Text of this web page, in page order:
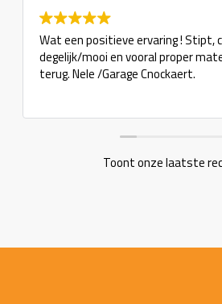
Wat een positieve ervaring ! Stipt,
degelijk/mooi en vooral proper
terug. Nele /Garage Cnockaert.
Toont onze laatste